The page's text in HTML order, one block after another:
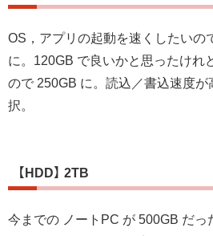
OS，アプリの起動を速くしたいの
に。120GB で良いかと思ったけれ
ので 250GB に。読込／書込速度
択。
【HDD】 2TB
今までの ノートPC が 500GB だっ